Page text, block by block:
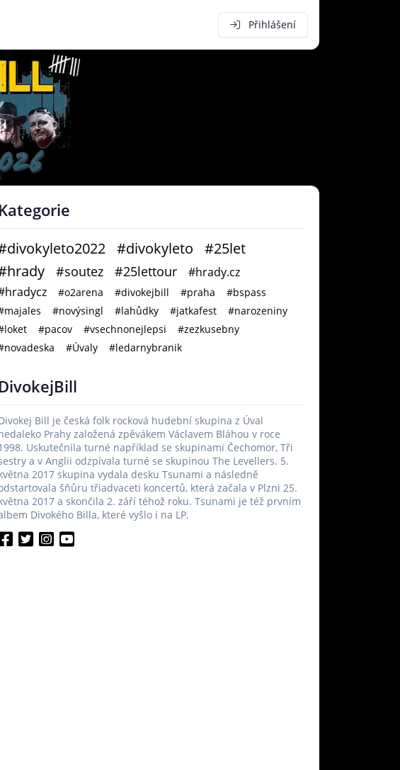
Přihlášení
Kategorie
#divokyleto
#25let
#soutez #25lettour
#hrady.cz
#o2arena #divokejbill #praha
#bspass
#novýsingl #lahůdky #jatkafest
#narozeniny
#pacov #vsechnonejlepsi
#zezkusebny
#Úvaly #ledarnybranik
DivokejBill
Bill je česká folk rocková hudební skupina z Úval
Prahy založená zpěvákem Václavem Bláhou v roce
Uskutečnila turné například se skupinami Čechomor, Tři
a v Anglii odzpívala turné se skupinou The Levellers. 5.
2017 skupina vydala desku Tsunami a následně
šňůru třiadvaceti koncertů, která začala v Plzni 25.
2017 a skončila 2. září téhož roku. Tsunami je též prvním
Divokého Billa, které vyšlo i na LP.